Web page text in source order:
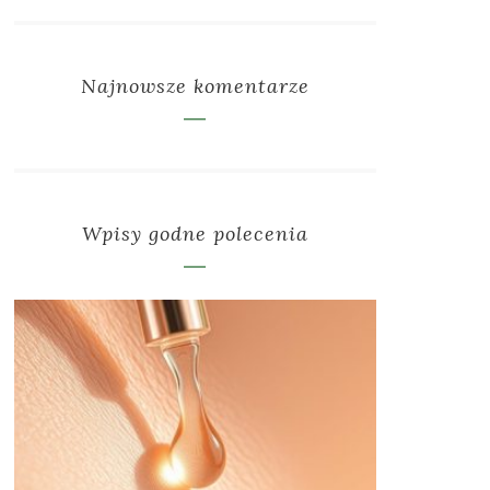
Najnowsze komentarze
Wpisy godne polecenia